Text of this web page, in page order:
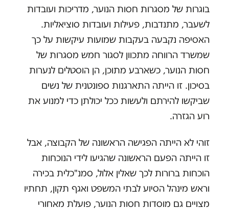
בוגרות של מסגרות חסות הנוער, מדריכות ועובדות
לשעבר, מתנדבות, פעילות ועובדות סוציאליות.
האסיפה נקבעה בעקבות שמועות עיקשות על כך
שמשרד הרווחה מתכוון לסגור חמש מסגרות של
חסות הנוער, כשארבע מתוכן, הן הוסטלים לנערות
בסיכון. זו הייתה התארגנות ספונטנית של נשים
שביקשו להירתם ולעשות ככל יכולתן כדי למנוע את
רוע הגזרה.
זוהי לא הייתה הפגישה הראשונה של הקבוצה, אבל
זו הייתה הפעם הראשונה שהגיעו לידי הנוכחות
הוכחות ברורות לכך שאלין אלול, סמנ"כלית בכירה
וראש מינהל הסיוע לבתי המשפט ואגף תקון, תחתיו
מצויים גם מוסדות חסות הנוער, פועלת מאחורי